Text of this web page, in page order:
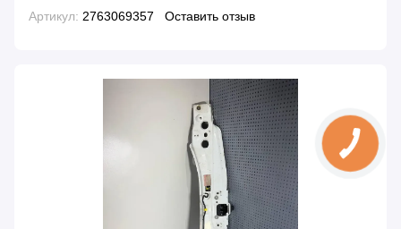
Артикул: 2763069357 Оставить отзыв